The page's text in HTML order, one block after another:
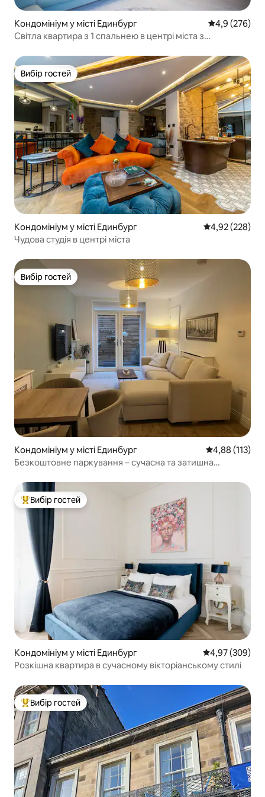
Кондомініум у місті Единбург Середня
4,9 (276)
Світла квартира з 1 спальнею в центрі міста з
Вибір гостей
Вибір гостей
Кондомініум у місті Единбург Середня
4,92 (228)
Чудова студія в центрі міста
Вибір гостей
Вибір гостей
Кондомініум у місті Единбург Середня
4,88 (113)
Безкоштовне паркування – сучасна та затишна
Топ вибір гостей
Вибір гостей
Кондомініум у місті Единбург Середня
4,97 (309)
Розкішна квартира в сучасному вікторіанському стилі
Топ вибір гостей
Вибір гостей